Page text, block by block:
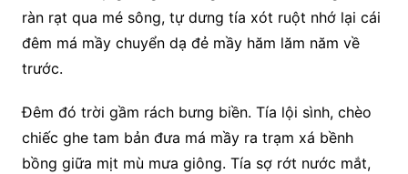
ràn rạt qua mé sông, tự dưng tía xót ruột nhớ lại cái
đêm má mầy chuyển dạ đẻ mầy hăm lăm năm về
trước.
Đêm đó trời gầm rách bưng biền. Tía lội sình, chèo
chiếc ghe tam bản đưa má mầy ra trạm xá bềnh
bồng giữa mịt mù mưa giông. Tía sợ rớt nước mắt,